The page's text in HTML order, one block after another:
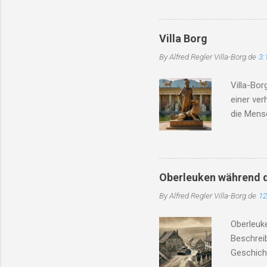
Website
Villa Borg
By Alfred ReglerVilla-Borg.de
Villa-
einer
die
Die
Region
Die
gedroht,
Oberleuken während
By Alfred ReglerVilla-Borg.de